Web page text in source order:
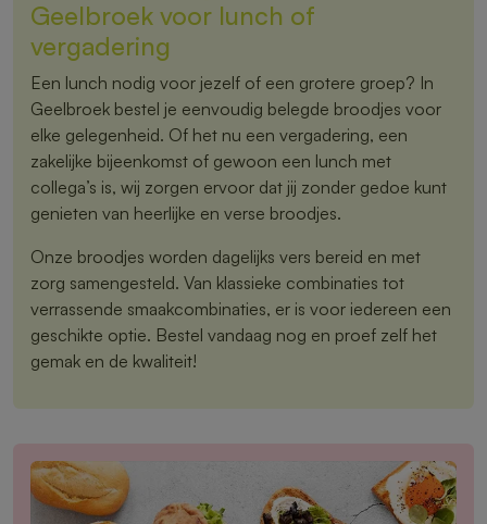
Geelbroek voor lunch of
vergadering
Een lunch nodig voor jezelf of een grotere groep? In
Geelbroek bestel je eenvoudig belegde broodjes voor
elke gelegenheid. Of het nu een vergadering, een
zakelijke bijeenkomst of gewoon een lunch met
collega’s is, wij zorgen ervoor dat jij zonder gedoe kunt
genieten van heerlijke en verse broodjes.
Onze broodjes worden dagelijks vers bereid en met
zorg samengesteld. Van klassieke combinaties tot
verrassende smaakcombinaties, er is voor iedereen een
geschikte optie. Bestel vandaag nog en proef zelf het
gemak en de kwaliteit!